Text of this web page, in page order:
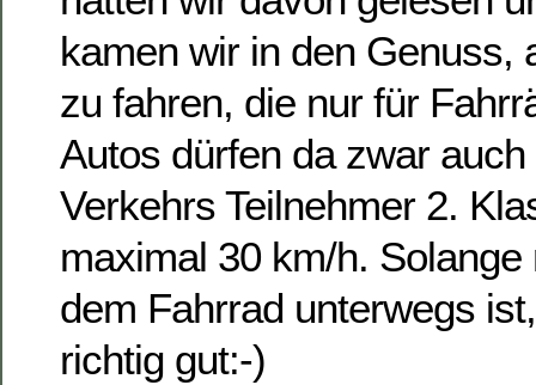
kamen wir in den Genuss,
zu fahren, die nur für
Autos dürfen da zwar
Verkehrs Teilnehmer 2.
maximal 30 km/h.
dem Fahrrad unterwegs
richtig gut:-)